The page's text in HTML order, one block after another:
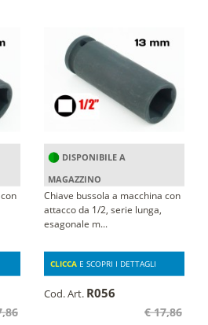
DISPONIBILE A
MAGAZZINO
Chiave bussola a macchina con
attacco da 1/2, serie lunga,
esagonale m...
CLICCA E SCOPRI I DETTAGLI
Cod. Art. R056
€ 17,86